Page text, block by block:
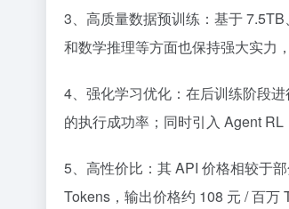
3、高质量数据预训练：基于
和数学推理等方面也保持强大实力
4、强化学习优化：在后训练阶段
的执行成功率；同时引入 Agent RL
5、高性价比：其 API 价格相较于
Tokens，输出价格约 108 元 / 百万